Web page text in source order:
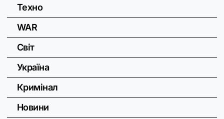
Техно
WAR
Світ
Україна
Кримінал
Новини